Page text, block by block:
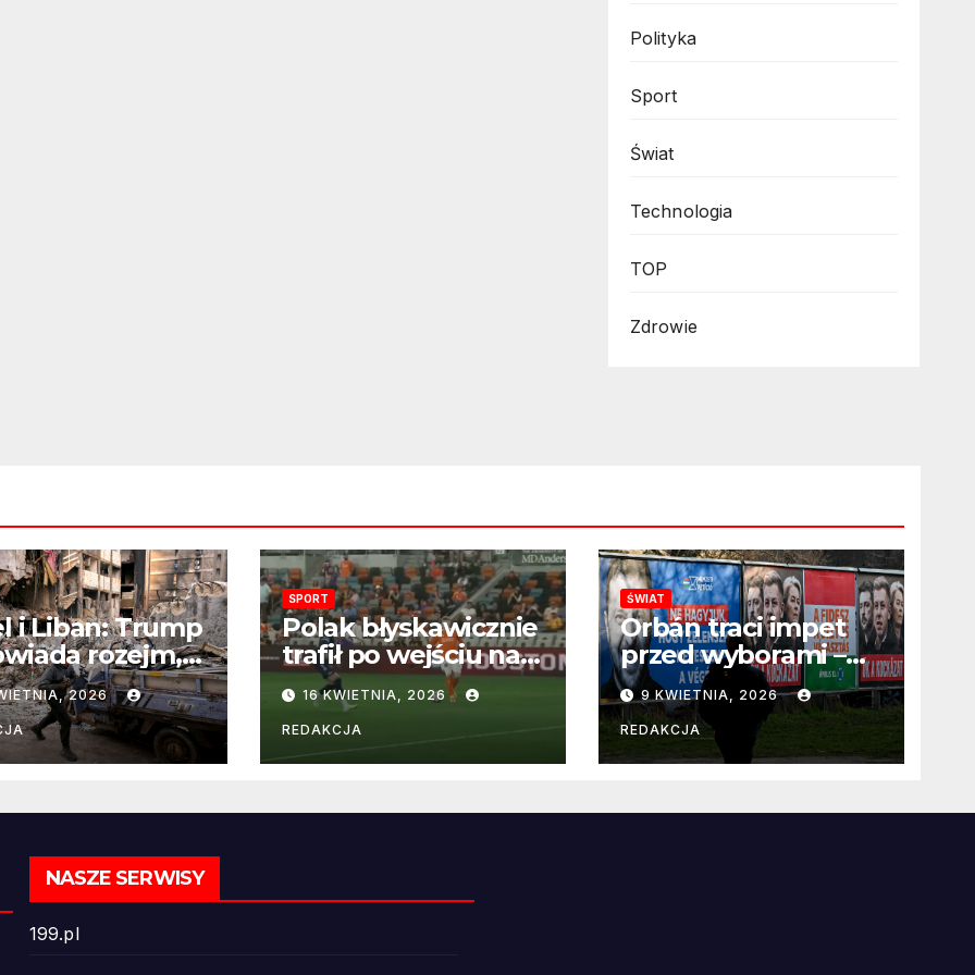
Polityka
Sport
Świat
Technologia
TOP
Zdrowie
i Liban: Trump
rozejm,
wojny
odległa
2026
SPORT
Polak błyskawicznie
trafił po wejściu na
boisko – gol już po
22 sekundach!
16 KWIETNIA, 2026
REDAKCJA
ŚWIAT
Orbán traci impet
przed wyborami –
węgierska
propaganda
przestaje
przekonywać
9 KWIETNIA, 2026
REDAKCJA
NASZE SERWISY
199.pl